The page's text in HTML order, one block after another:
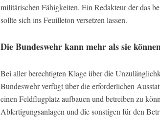
militärischen Fähigkeiten. Ein Redakteur der das
sollte sich ins Feuilleton versetzen lassen.
Die Bundeswehr kann mehr als sie
Bei aller berechtigten Klage über die
Bundeswehr verfügt über die erforderlichen
einen Feldflugplatz aufbauen und betreiben zu
Abfertigungsanlagen und die sonstigen für den